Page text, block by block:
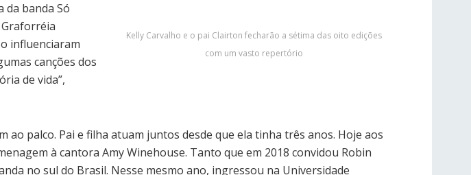
Kelly Carvalho e o pai Clairton fecharão a sétima das oito edições
com um vasto repertório
da banda Só
influenciaram
canções dos
de vida”,
palco. Pai e filha atuam juntos desde que ela tinha três anos. Hoje aos
à cantora Amy Winehouse. Tanto que em 2018 convidou Robin
no sul do Brasil. Nesse mesmo ano, ingressou na Universidade